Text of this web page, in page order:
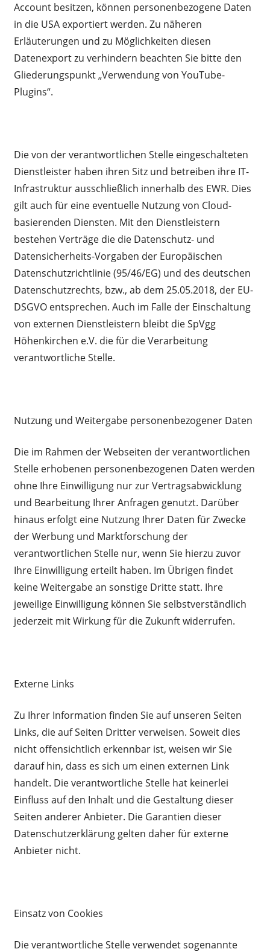
Account besitzen, können personenbezogene Daten
in die USA exportiert werden. Zu näheren
Erläuterungen und zu Möglichkeiten diesen
Datenexport zu verhindern beachten Sie bitte den
Gliederungspunkt „Verwendung von YouTube-
Plugins“.
Die von der verantwortlichen Stelle eingeschalteten
Dienstleister haben ihren Sitz und betreiben ihre IT-
Infrastruktur ausschließlich innerhalb des EWR. Dies
gilt auch für eine eventuelle Nutzung von Cloud-
basierenden Diensten. Mit den Dienstleistern
bestehen Verträge die die Datenschutz- und
Datensicherheits-Vorgaben der Europäischen
Datenschutzrichtlinie (95/46/EG) und des deutschen
Datenschutzrechts, bzw., ab dem 25.05.2018, der EU-
DSGVO entsprechen. Auch im Falle der Einschaltung
von externen Dienstleistern bleibt die SpVgg
Höhenkirchen e.V. die für die Verarbeitung
verantwortliche Stelle.
Nutzung und Weitergabe personenbezogener Daten
Die im Rahmen der Webseiten der verantwortlichen
Stelle erhobenen personenbezogenen Daten werden
ohne Ihre Einwilligung nur zur Vertragsabwicklung
und Bearbeitung Ihrer Anfragen genutzt. Darüber
hinaus erfolgt eine Nutzung Ihrer Daten für Zwecke
der Werbung und Marktforschung der
verantwortlichen Stelle nur, wenn Sie hierzu zuvor
Ihre Einwilligung erteilt haben. Im Übrigen findet
keine Weitergabe an sonstige Dritte statt. Ihre
jeweilige Einwilligung können Sie selbstverständlich
jederzeit mit Wirkung für die Zukunft widerrufen.
Externe Links
Zu Ihrer Information finden Sie auf unseren Seiten
Links, die auf Seiten Dritter verweisen. Soweit dies
nicht offensichtlich erkennbar ist, weisen wir Sie
darauf hin, dass es sich um einen externen Link
handelt. Die verantwortliche Stelle hat keinerlei
Einfluss auf den Inhalt und die Gestaltung dieser
Seiten anderer Anbieter. Die Garantien dieser
Datenschutzerklärung gelten daher für externe
Anbieter nicht.
Einsatz von Cookies
Die verantwortliche Stelle verwendet sogenannte